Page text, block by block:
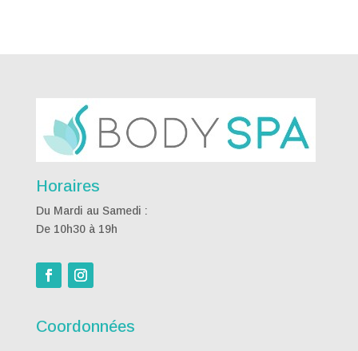
Horaires
Du Mardi au Samedi :
De 10h30 à 19h
Coordonnées